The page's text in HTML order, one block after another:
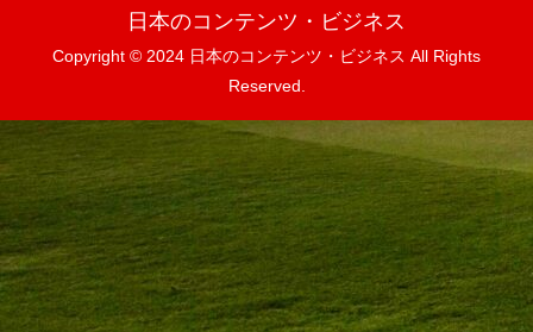
日本のコンテンツ・ビジネス
Copyright © 2024 日本のコンテンツ・ビジネス All Rights
Reserved.